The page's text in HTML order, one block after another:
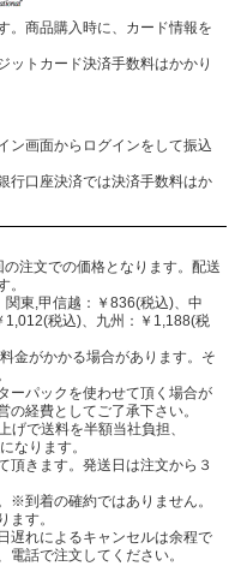
。商品購入時に、カード情報を
トカード決済手数料はかかり
ン画面からログインをして振込
口座決済では決済手数料はか
注文での価格となります。配送
。
東,甲信越：￥836(税込)、中
税込)、九州：￥1,188(税
がかかる場合があります。そ
ーパックを使わせて頂く場合が
経費としてご了承下さい。
で送料を半額当社負担、
なります。
頂きます。発送日は注文から３
※到着の確約ではありません。
ます。
遅れによるキャンセルは余程で
話で注文してください。